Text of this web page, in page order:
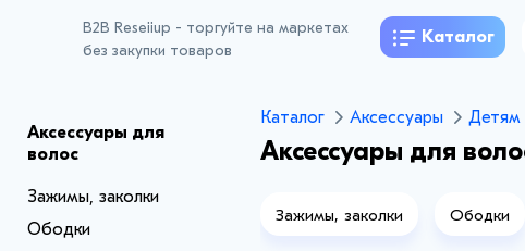
B2B Reseiiup - торгуйте на маркетах
без закупки товаров
Каталог
Аксессуары для
волос
Зажимы, заколки
Ободки
Каталог Аксессуары Детям
Аксессуары для
Зажимы, заколки Ободки